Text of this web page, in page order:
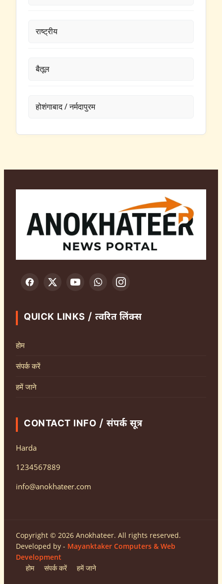
राष्ट्रीय
बैतूल
होशंगाबाद / नर्मदापुरम
QUICK LINKS / त्वरित लिंक्स
होम
संपर्क करें
हमें जाने
CONTACT INFO / संपर्क सूत्र
Harda
1234567889
info@anokhateer.com
Copyright © 2026 Anokhateer. All rights reserved.
Developed by - Mayanktaker Computers & Web
Development
होम
संपर्क करें हमें जाने